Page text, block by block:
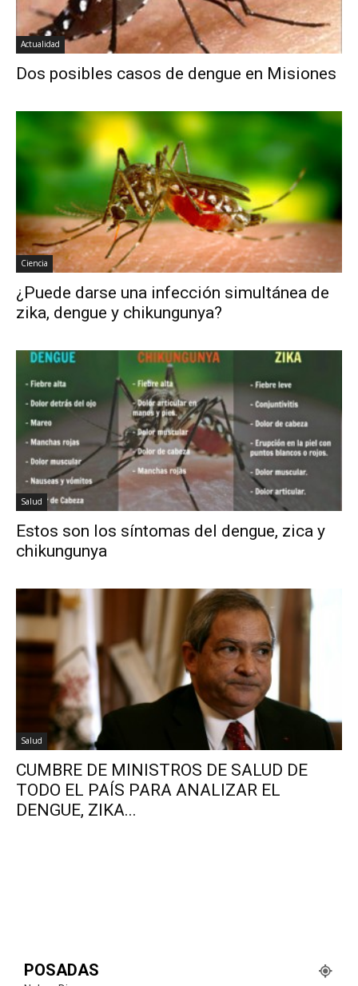
Actualidad
Dos posibles casos de dengue en Misiones
Ciencia
¿Puede darse una infección simultánea de
zika, dengue y chikungunya?
Salud
Estos son los síntomas del dengue, zica y
chikungunya
Salud
CUMBRE DE MINISTROS DE SALUD DE
TODO EL PAÍS PARA ANALIZAR EL
DENGUE, ZIKA...
POSADAS